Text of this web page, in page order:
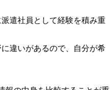
遣社員として経験を積み重
違いがあるので、自分が希